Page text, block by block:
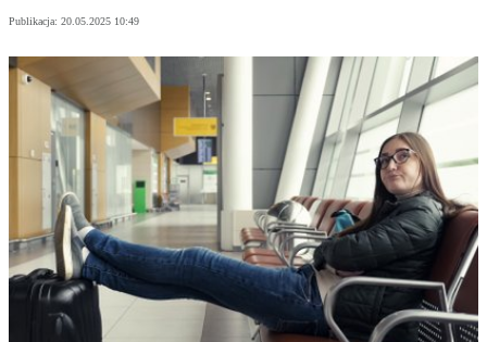
Publikacja: 20.05.2025 10:49